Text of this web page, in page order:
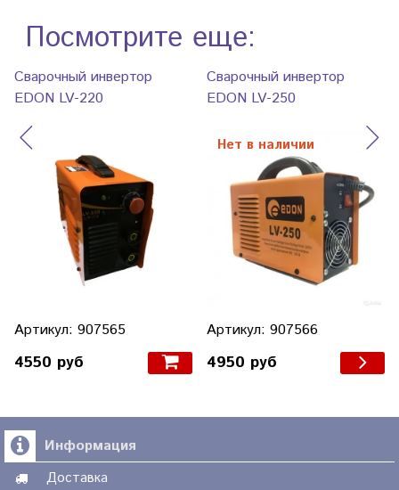
Посмотрите еще:
Сварочный инвертор
EDON LV-220
Артикул: 907565
4550 руб
Сварочный инвертор
EDON LV-250
Нет в наличии
Артикул: 907566
4950 руб
Информация
Доставка